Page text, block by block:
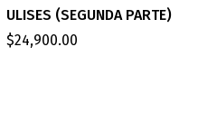
ULISES (SEGUNDA PARTE)
$24,900.00